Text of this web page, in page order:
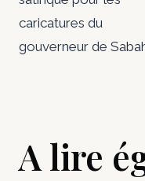
caricatures du
gouverneur de
A lire